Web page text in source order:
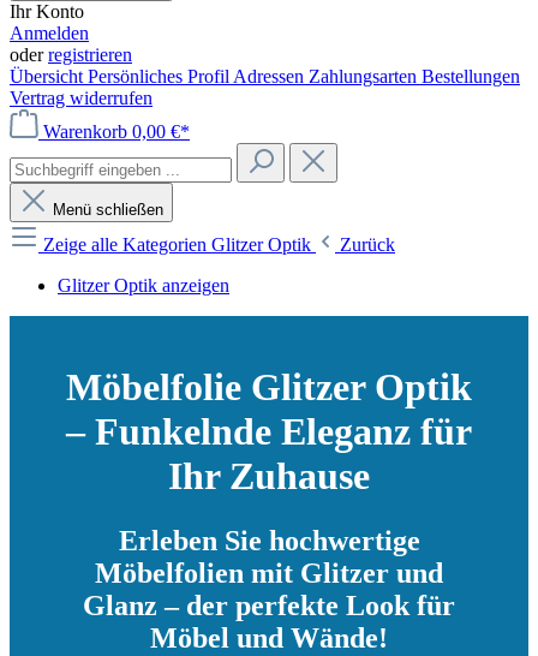
Ihr Konto
Anmelden
oderregistrieren
Übersicht Persönliches Profil Adressen Zahlungsarten Bestellungen
Vertrag widerrufen
Warenkorb 0,00 €*
Menü schließen
Zeige alle Kategorien Glitzer Optik
Zurück
Glitzer Optik anzeigen
Möbelfolie Glitzer Optik
– Funkelnde Eleganz für
Ihr Zuhause
Erleben Sie hochwertige
Möbelfolien mit Glitzer und
Glanz – der perfekte Look für
Möbel und Wände!